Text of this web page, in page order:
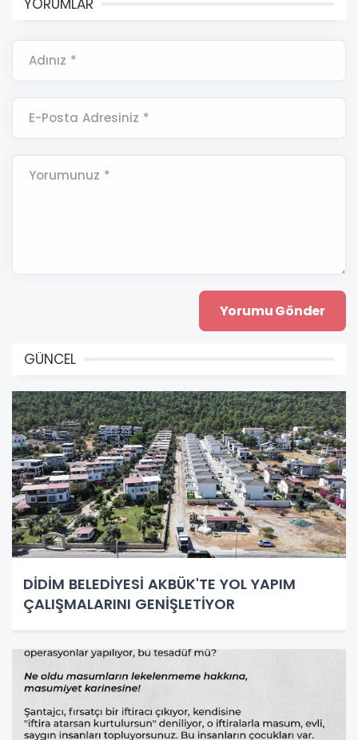
Adınız *
E-Posta Adresiniz *
Yorumunuz *
GÜNCEL
DİDİM BELEDİYESİ AKBÜK'TE YOL YAPIM
ÇALIŞMALARINI GENİŞLETİYOR